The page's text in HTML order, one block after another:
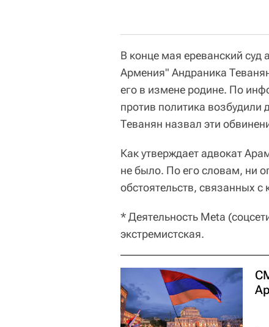
В конце мая ереванский суд
Армения" Андраника
его в измене родине. По
против политика
Теванян назвал эти
Как утверждает адвокат
не было. По его словам, ни
обстоятельств, связанных с
* Деятельность Meta
экстремистская.